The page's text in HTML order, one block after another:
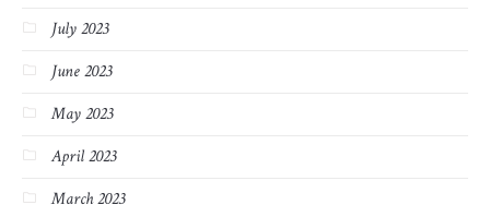
July 2023
June 2023
May 2023
April 2023
March 2023